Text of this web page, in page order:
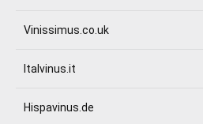
Vinissimus.co.uk
Italvinus.it
Hispavinus.de